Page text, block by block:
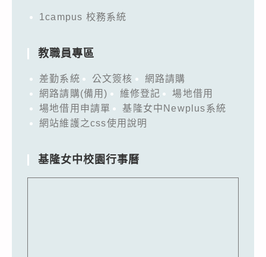
1campus 校務系統
教職員專區
差勤系統 公文簽核
網路請購
網路請購(備用)
維修登記
場地借用
場地借用申請單
基隆女中Newplus系統
網站維護之css使用說明
基隆女中校園行事曆